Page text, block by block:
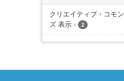
クリエイティブ・コモン
ズ 表示 - 2